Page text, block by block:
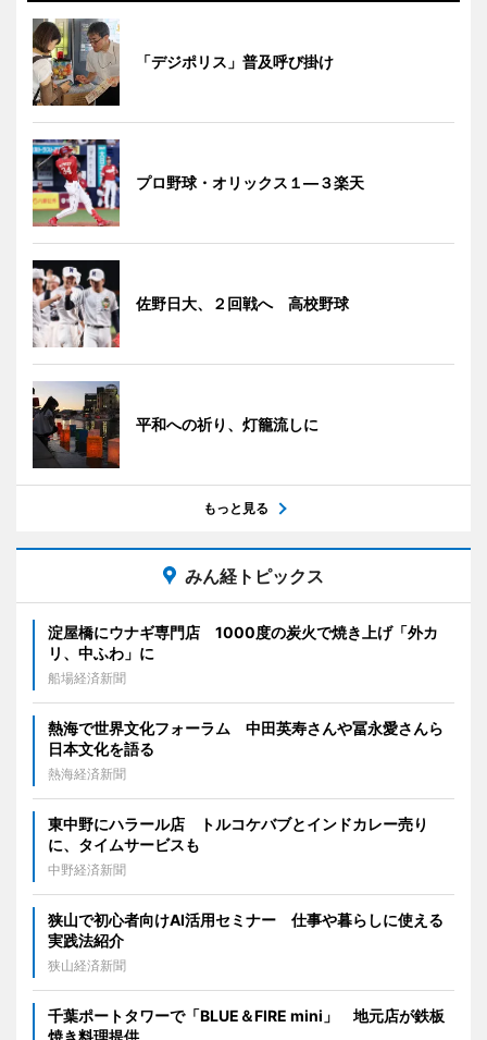
「デジポリス」普及呼び掛け
プロ野球・オリックス１―３楽天
佐野日大、２回戦へ 高校野球
平和への祈り、灯籠流しに
もっと見る
みん経トピックス
淀屋橋にウナギ専門店 1000度の炭火で焼き上げ「外カ
リ、中ふわ」に
船場経済新聞
熱海で世界文化フォーラム 中田英寿さんや冨永愛さんら
日本文化を語る
熱海経済新聞
東中野にハラール店 トルコケバブとインドカレー売り
に、タイムサービスも
中野経済新聞
狭山で初心者向けAI活用セミナー 仕事や暮らしに使える
実践法紹介
狭山経済新聞
千葉ポートタワーで「BLUE＆FIRE mini」 地元店が鉄板